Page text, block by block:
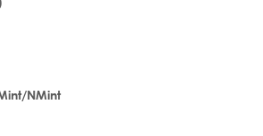
NMint